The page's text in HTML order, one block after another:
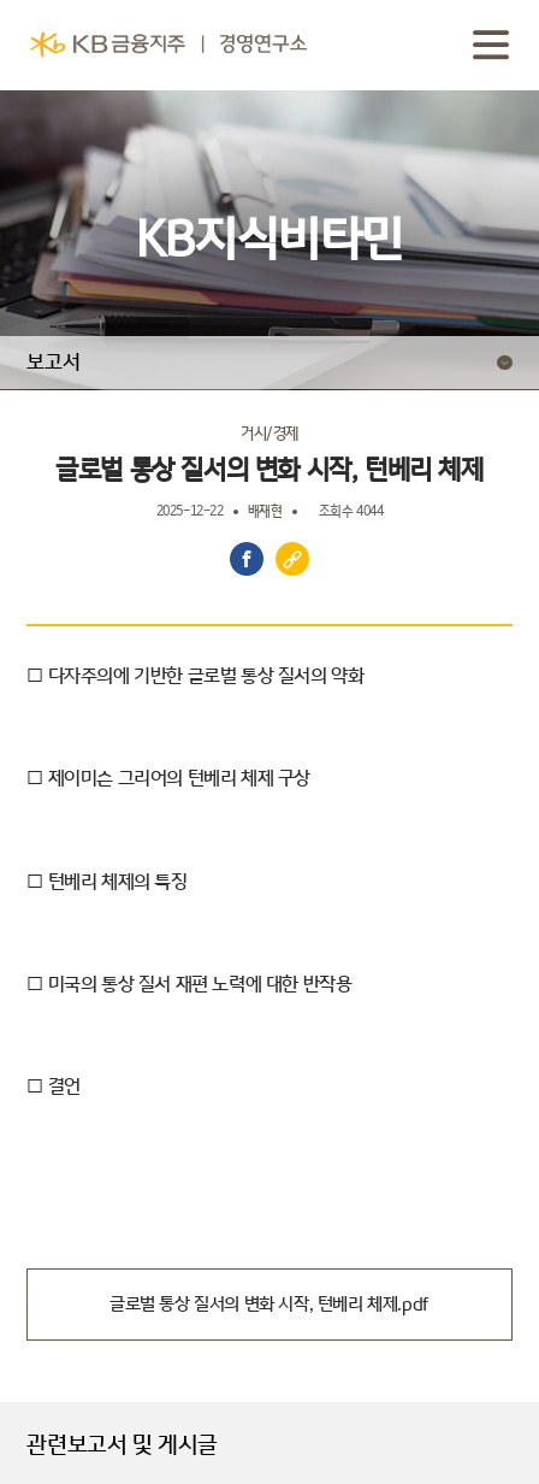
KB지식비타민
보고서
거시/경제
글로벌 통상 질서의 변화 시작, 턴베리 체제
2025-12-22 배재현 조회수 4044
□ 다자주의에 기반한 글로벌 통상 질서의 약화
□ 제이미슨 그리어의 턴베리 체제 구상
□ 턴베리 체제의 특징
□ 미국의 통상 질서 재편 노력에 대한 반작용
□ 결언
글로벌 통상 질서의 변화 시작, 턴베리 체제.pdf
관련보고서 및 게시글